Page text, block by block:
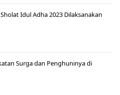
Idul Adha 2023 Dilaksanakan
Surga dan Penghuninya di